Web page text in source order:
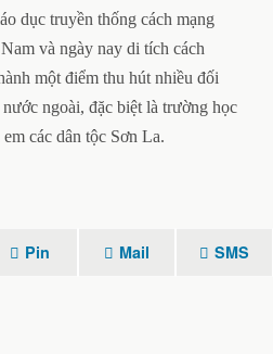
dục truyền thống cách mạng
và ngày nay di tích cách
một điểm thu hút nhiều đối
ngoài, đặc biệt là trường học
các dân tộc Sơn La.
Pin Mail SMS